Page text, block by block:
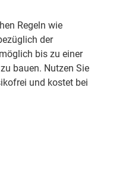
Regeln wie
der
bis zu einer
bauen. Nutzen Sie
und kostet bei